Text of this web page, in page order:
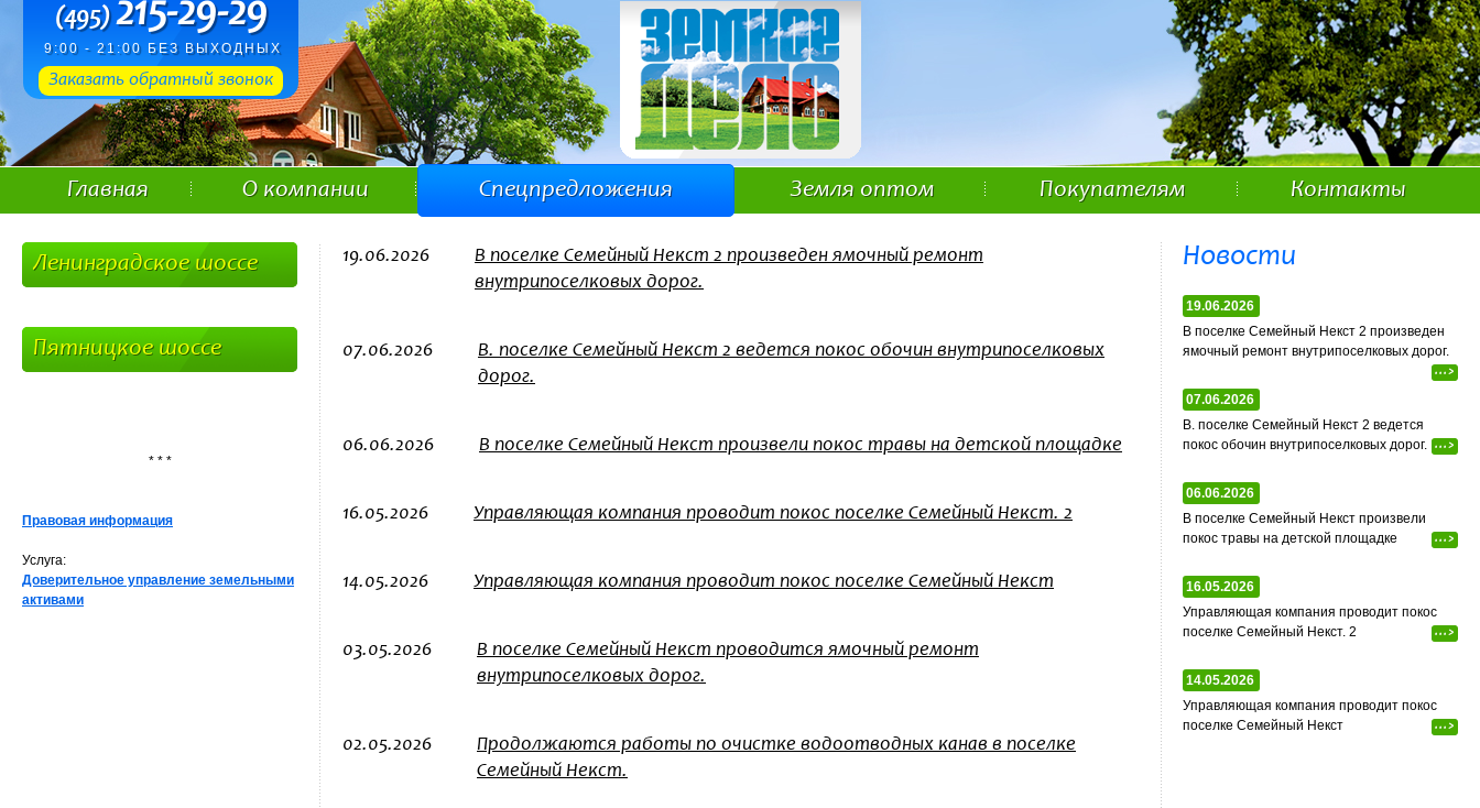
(495)215-29-29
9:00 - 21:00 БЕЗ ВЫХОДНЫХ
Заказать обратный звонок
Главная О компании Спецпредложения Земля оптом Покупателям Контакты
19.06.2026
В поселке Семейный Некст 2 произведен ямочный ремонт
внутрипоселковых дорог.
07.06.2026
В. поселке Семейный Некст 2 ведется покос обочин внутрипоселковых
дорог.
06.06.2026 В поселке Семейный Некст произвели покос травы на детской площадке
16.05.2026 Управляющая компания проводит покос поселке Семейный Некст. 2
14.05.2026 Управляющая компания проводит покос поселке Семейный Некст
03.05.2026
В поселке Семейный Некст проводится ямочный ремонт
внутрипоселковых дорог.
02.05.2026
Продолжаются работы по очистке водоотводных канав в поселке
Семейный Некст.
Ленинградское шоссе
Пятницкое шоссе
* * *
Правовая информация
Услуга:
Доверительное управление земельными
активами
Новости
19.06.2026
В поселке Семейный Некст 2 произведен
ямочный ремонт внутрипоселковых дорог.
...>
07.06.2026
В. поселке Семейный Некст 2 ведется
покос обочин внутрипоселковых дорог.
...>
06.06.2026
В поселке Семейный Некст произвели
покос травы на детской площадке
...>
16.05.2026
Управляющая компания проводит покос
поселке Семейный Некст. 2
...>
14.05.2026
Управляющая компания проводит покос
поселке Семейный Некст
...>